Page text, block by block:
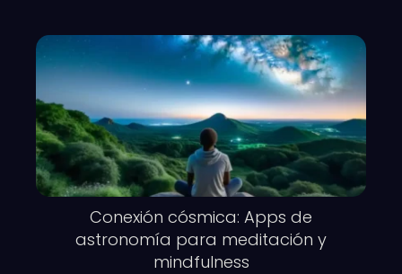
Conexión cósmica: Apps de
astronomía para meditación y
mindfulness